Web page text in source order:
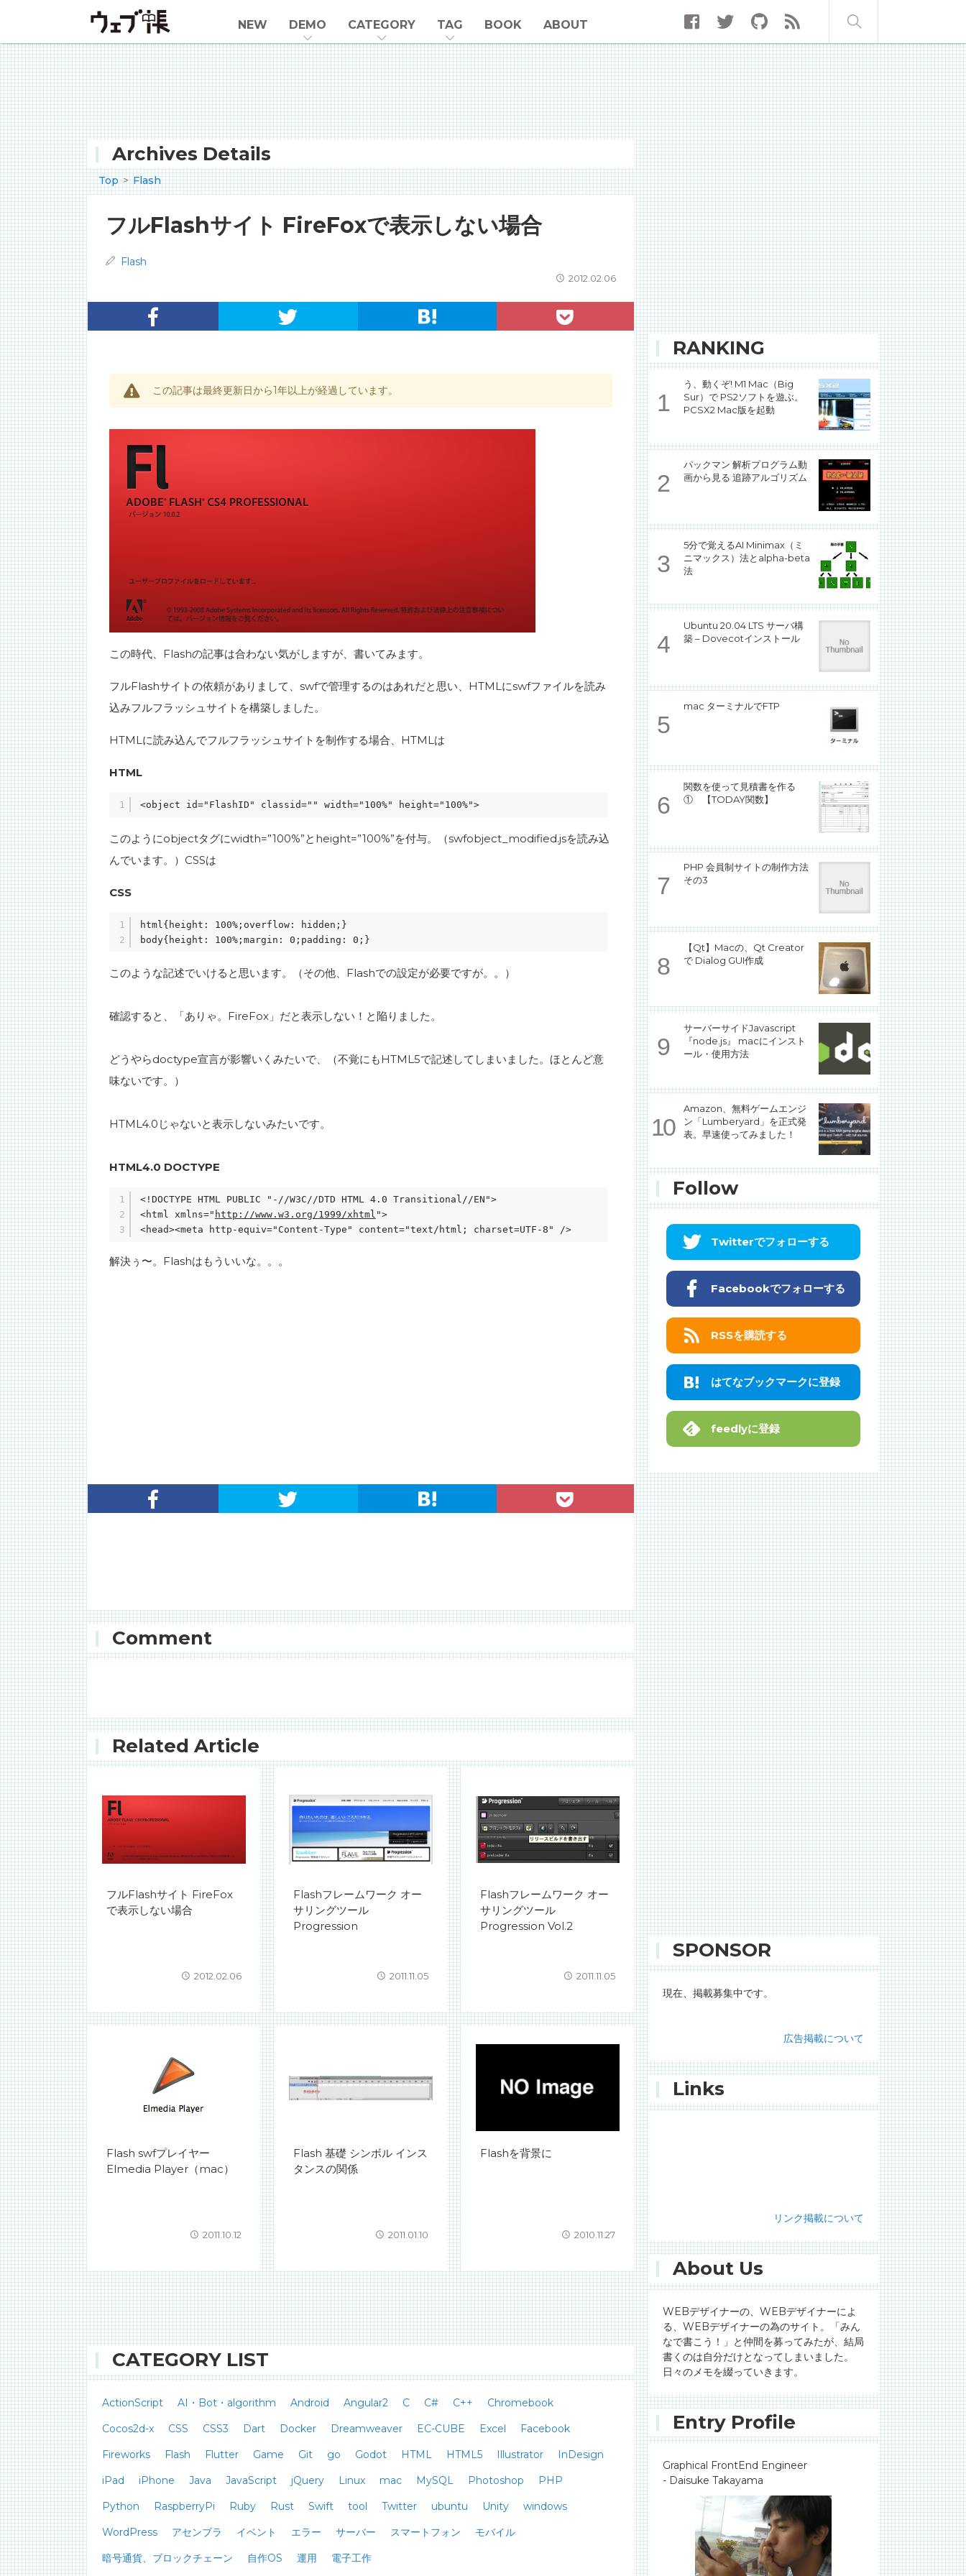
NEW DEMO CATEGORY TAG BOOK ABOUT
Archives Details
Top Flash
フルFlashサイト FireFoxで表示しない場合
Flash
2012.02.06
この記事は最終更新日から1年以上が経過しています。
この時代、Flashの記事は合わない気がしますが、書いてみます。
フルFlashサイトの依頼がありまして、swfで管理するのはあれだと思い、HTMLにswfファイルを読み
込みフルフラッシュサイトを構築しました。
HTMLに読み込んでフルフラッシュサイトを制作する場合、HTMLは
HTML
1 <object id="FlashID" classid="" width="100%" height="100%">
このようにobjectタグにwidth=”100%”とheight=”100%”を付与。（swfobject_modified.jsを読み込
んでいます。）CSSは
CSS
1
2
html{height: 100%;overflow: hidden;}
body{height: 100%;margin: 0;padding: 0;}
このような記述でいけると思います。（その他、Flashでの設定が必要ですが。。）
確認すると、「ありゃ。FireFox」だと表示しない！と陥りました。
どうやらdoctype宣言が影響いくみたいで、（不覚にもHTML5で記述してしまいました。ほとんど意
味ないです。）
HTML4.0じゃないと表示しないみたいです。
HTML4.0 DOCTYPE
1
2
3
<!DOCTYPE HTML PUBLIC "-//W3C//DTD HTML 4.0 Transitional//EN">
<html xmlns=" http://www.w3.org/1999/xhtml ">
<head><meta http-equiv="Content-Type" content="text/html; charset=UTF-8" />
解決ぅ〜。Flashはもういいな。。。
Comment
Related Article
フルFlashサイト FireFox
で表示しない場合
2012.02.06
Flashフレームワーク オー
サリングツール
Progression
2011.11.05
Flashフレームワーク オー
サリングツール
Progression Vol.2
2011.11.05
Flash swfプレイヤー
Elmedia Player（mac）
2011.10.12
Flash 基礎 シンボル インス
タンスの関係
2011.01.10
Flashを背景に
2010.11.27
CATEGORY LIST
ActionScript AI・Bot・algorithm Android Angular2 C C# C++
Chromebook
Cocos2d-x
CSS CSS3 Dart Docker Dreamweaver EC-CUBE Excel
Facebook
Fireworks
Flash Flutter Game Git go Godot HTML HTML5 Illustrator
InDesign
iPad
iPhone Java JavaScript jQuery Linux mac MySQL Photoshop
PHP
Python
RaspberryPi Ruby Rust Swift tool Twitter ubuntu Unity
windows
WordPress
アセンブラ イベント エラー サーバー スマートフォン
モバイル
暗号通貨、ブロックチェーン
自作OS 運用 電子工作
RANKING
う、動くぞ! M1 Mac（Big
Sur）で PS2ソフトを遊ぶ。
PCSX2 Mac版を起動
パックマン 解析プログラム動
画から見る 追跡アルゴリズム
5分で覚えるAI Minimax（ミ
ニマックス）法とalpha-beta
法
Ubuntu 20.04 LTS サーバ構
築 – Dovecotインストール
mac ターミナルでFTP
関数を使って見積書を作る
① 【TODAY関数】
PHP 会員制サイトの制作方法
その3
【Qt】Macの、Qt Creator
で Dialog GUI作成
サーバーサイドJavascript
『node.js』 macにインスト
ール・使用方法
Amazon、無料ゲームエンジ
ン「Lumberyard」を正式発
表。早速使ってみました！
Follow
Twitterでフォローする
Facebookでフォローする
RSSを購読する
はてなブックマークに登録
feedlyに登録
SPONSOR
現在、掲載募集中です。
広告掲載について
Links
リンク掲載について
About Us
WEBデザイナーの、WEBデザイナーによ
る、WEBデザイナーの為のサイト。「みん
なで書こう！」と仲間を募ってみたが、結局
書くのは自分だけとなってしまいました。
日々のメモを綴っていきます。
Entry Profile
Graphical FrontEnd Engineer
- Daisuke Takayama